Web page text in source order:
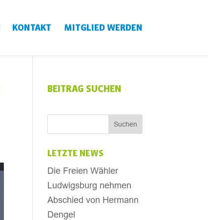
KONTAKT MITGLIED WERDEN
BEITRAG SUCHEN
LETZTE NEWS
Die Freien Wähler
Ludwigsburg nehmen
Abschied von Hermann
Dengel